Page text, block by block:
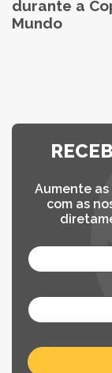
durante a
Mundo
Aumente
com as